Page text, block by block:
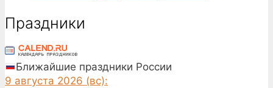
Праздники
Ближайшие праздники России
9 августа 2026 (вс):